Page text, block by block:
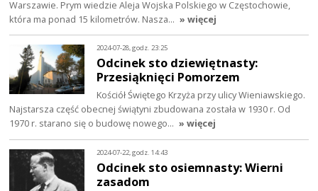
Warszawie. Prym wiedzie Aleja Wojska Polskiego w Częstochowie,
która ma ponad 15 kilometrów. Nasza… » więcej
2024-07-28, godz. 23:25
Odcinek sto dziewiętnasty:
Przesiąknięci Pomorzem
Kościół Świętego Krzyża przy ulicy Wieniawskiego.
Najstarsza część obecnej świątyni zbudowana została w 1930 r. Od
1970 r. starano się o budowę nowego… » więcej
2024-07-22, godz. 14:43
Odcinek sto osiemnasty: Wierni
zasadom